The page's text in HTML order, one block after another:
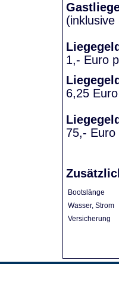
1,- Euro
6,25
75,- Euro
Bootslänge
Wasser, Strom
Versicherung